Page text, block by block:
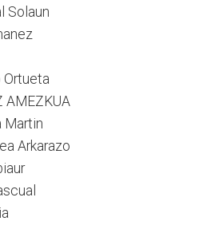
Solaun
Ortueta
AMEZKUA
Martin
Arkarazo